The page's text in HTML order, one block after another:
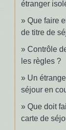
étranger
Que faire
de titre de
Contrôle
les règles ?
Un
séjour en
Que doit
carte de